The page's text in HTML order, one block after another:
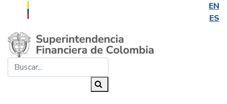
EN
ES
Saltar al contenido principal